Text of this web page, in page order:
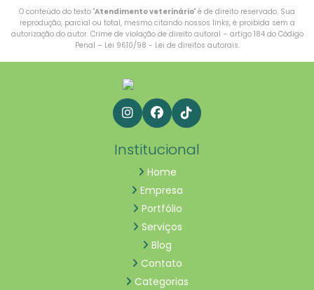
O conteúdo do texto "Atendimento veterinário" é de direito reservado. Sua
reprodução, parcial ou total, mesmo citando nossos links, é proibida sem a
autorização do autor. Crime de violação de direito autoral – artigo 184 do Código
Penal – Lei 9610/98 - Lei de direitos autorais.
Institucional
Home
Empresa
Portfólio
Serviços
Blog
Contato
Categorias